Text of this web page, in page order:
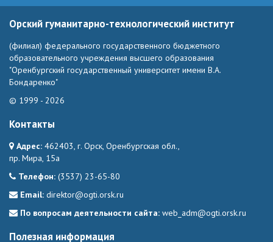
Орский гуманитарно-технологический институт
(филиал) федерального государственного бюджетного
образовательного учреждения высшего образования
"Оренбургский государственный университет имени В.А.
Бондаренко"
© 1999 - 2026
Контакты
Адрес: 462403, г. Орск, Оренбургская обл.,
пр. Мира, 15а
Телефон: (3537) 23-65-80
Email: direktor@ogti.orsk.ru
По вопросам деятельности сайта: web_adm@ogti.orsk.ru
Полезная информация